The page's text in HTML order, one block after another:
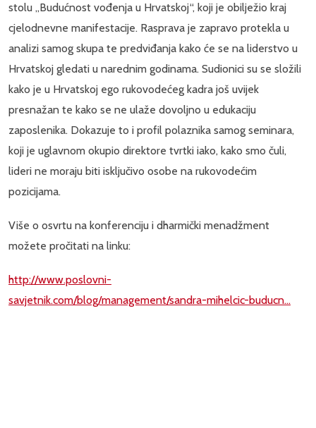
stolu „Budućnost vođenja u Hrvatskoj“, koji je obilježio kraj
cjelodnevne manifestacije. Rasprava je zapravo protekla u
analizi samog skupa te predviđanja kako će se na liderstvo u
Hrvatskoj gledati u narednim godinama. Sudionici su se složili
kako je u Hrvatskoj ego rukovodećeg kadra još uvijek
presnažan te kako se ne ulaže dovoljno u edukaciju
zaposlenika. Dokazuje to i profil polaznika samog seminara,
koji je uglavnom okupio direktore tvrtki iako, kako smo čuli,
lideri ne moraju biti isključivo osobe na rukovodećim
pozicijama.
Više o osvrtu na konferenciju i dharmički menadžment
možete pročitati na linku:
http://www.poslovni-
savjetnik.com/blog/management/sandra-mihelcic-buducn...